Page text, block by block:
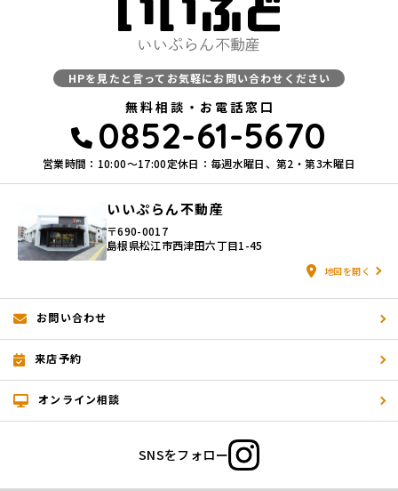
HPを見たと言ってお気軽にお問い合わせください
無料相談・お電話窓口
0852-61-5670
営業時間：10:00〜17:00定休日：毎週水曜日、第2・第3木曜日
いいぷらん不動産
〒690-0017
島根県松江市西津田六丁目1-45
地図を開く
お問い合わせ
来店予約
オンライン相談
SNSをフォロー